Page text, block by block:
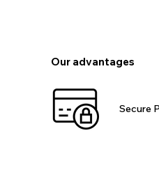
Our advantages
Secure